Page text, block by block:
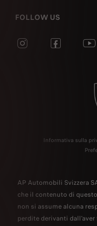
FOLLOW US
Informativa sulla
AP Automobili Svizzera
che il contenuto di
non si assume alcuna
perdite derivanti